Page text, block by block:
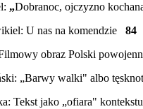
„Dobranoc, ojczyzno
U nas na komendzie 84
obraz Polski
„Barwy walki" albo
Tekst jako „ofiara"